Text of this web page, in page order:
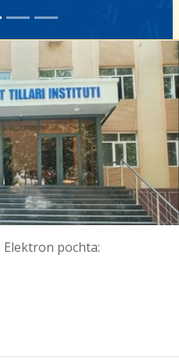
Elektron pochta: